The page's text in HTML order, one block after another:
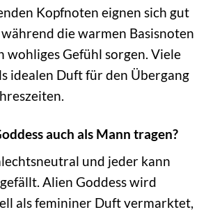
Kopfnoten eignen sich gut
die warmen Basisnoten
wohliges Gefühl sorgen. Viele
idealen Duft für den Übergang
auch als Mann tragen?
und jeder kann
Alien Goddess wird
als femininer Duft vermarktet,